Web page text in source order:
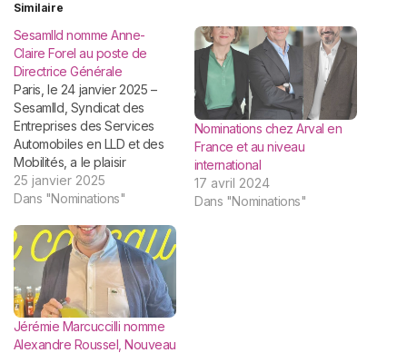
Similaire
Sesamlld nomme Anne-
Claire Forel au poste de
Directrice Générale
Paris, le 24 janvier 2025 –
Sesamlld, Syndicat des
Entreprises des Services
Automobiles en LLD et des
Mobilités, a le plaisir
d’annoncer la nomination de
Anne-Claire Forel comme
aura pour mission de porter
les intérêts des loueurs
automobiles et d’être la
principale représentante
des membres du syndicat.…
25 janvier 2025
Dans "Nominations"
Nominations chez Arval en
France et au niveau
international
17 avril 2024
Dans "Nominations"
Jérémie Marcuccilli nomme
Alexandre Roussel, Nouveau